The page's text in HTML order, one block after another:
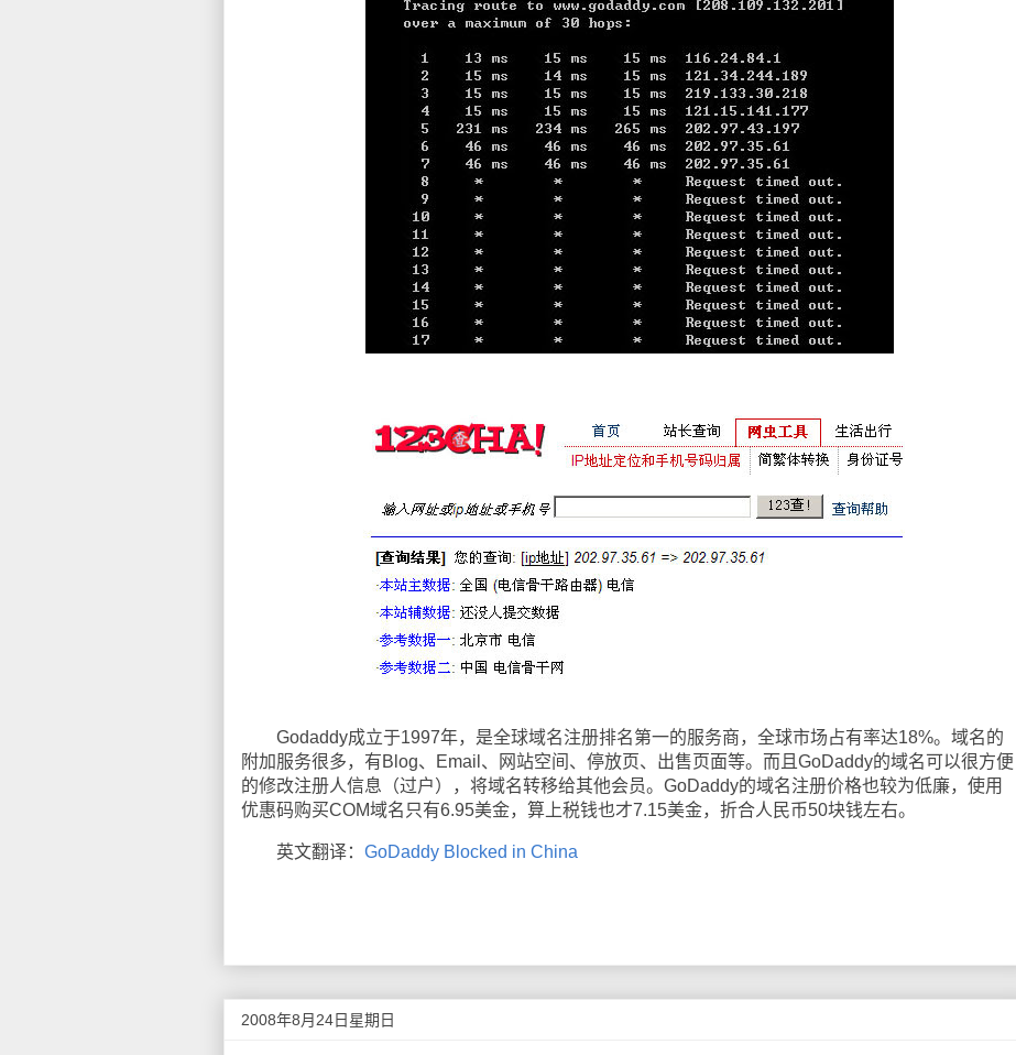
Godaddy成立于1997年，是全球域名注册排名第一的服务商，全球市场占有率达18%。域名的
附加服务很多，有Blog、Email、网站空间、停放页、出售页面等。而且GoDaddy的域名可以很方便
的修改注册人信息（过户），将域名转移给其他会员。GoDaddy的域名注册价格也较为低廉，使用
优惠码购买COM域名只有6.95美金，算上税钱也才7.15美金，折合人民币50块钱左右。
英文翻译： GoDaddy Blocked in China
2008年8月24日星期日